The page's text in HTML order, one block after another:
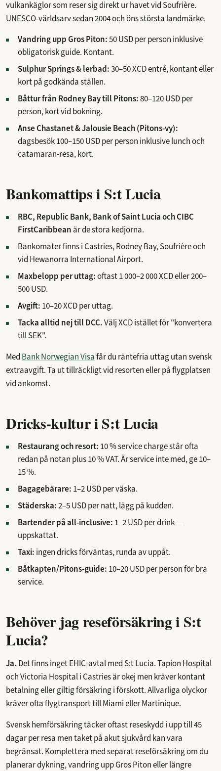
vulkankäglor som reser sig direkt ur havet vid Soufrière.
UNESCO-världsarv sedan 2004 och öns största landmärke.
Vandring upp Gros Piton:50 USD per person inklusive
obligatorisk guide. Kontant.
Sulphur Springs & lerbad:30–50 XCD entré, kontant eller
kort på godkända ställen.
Båttur från Rodney Bay till Pitons:80–120 USD per
person, kort vid bokning.
Anse Chastanet & Jalousie Beach (Pitons-vy):
dagsbesök 100–150 USD per person inklusive lunch och
catamaran-resa, kort.
Bankomattips i S:t Lucia
RBC, Republic Bank, Bank of Saint Lucia och CIBC
FirstCaribbean är de stora kedjorna.
Bankomater finns i Castries, Rodney Bay, Soufrière och
vid Hewanorra International Airport.
Maxbelopp per uttag:oftast 1 000–2 000 XCD eller 200–
500 USD.
Avgift: 10–20 XCD per uttag.
Tacka alltid nej till DCC.Välj XCD istället för "konvertera
till SEK".
Med Bank Norwegian Visafår du räntefria uttag utan svensk
extraavgift. Ta ut tillräckligt vid resorten eller på flygplatsen
vid ankomst.
Dricks-kultur i S:t Lucia
Restaurang och resort: 10 % service charge står ofta
redan på notan plus 10 % VAT. Är service inte med, ge 10–
15 %.
Bagagebärare: 1–2 USD per väska.
Städerska:2–5 USD per natt, lägg på kudden.
Bartender på all-inclusive: 1–2 USD per drink —
uppskattat.
Taxi: ingen dricks förväntas, runda av uppåt.
Båtkapten/Pitons-guide: 10–20 USD per person för bra
service.
Behöver jag reseförsäkring i S:t
Lucia?
Ja. Det finns inget EHIC-avtal med S:t Lucia. Tapion Hospital
och Victoria Hospital i Castries är okej men kräver kontant
betalning eller giltig försäkring i förskott. Allvarliga olyckor
kräver ofta flygtransport till Miami eller Martinique.
Svensk hemförsäkring täcker oftast reseskydd i upp till 45
dagar per resa men taket på akut sjukvård kan vara
begränsat. Komplettera med separat reseförsäkring om du
planerar dykning, vandring upp Gros Piton eller längre